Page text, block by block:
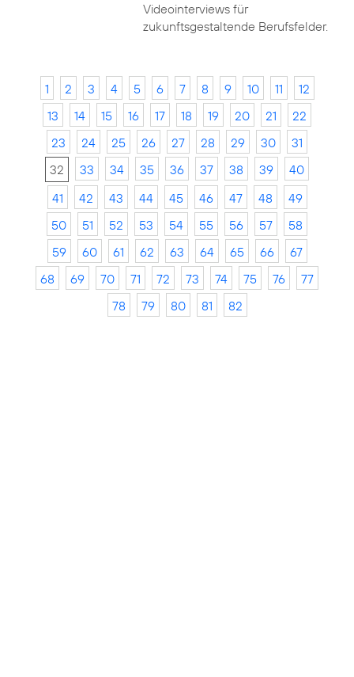
Videointerviews für
zukunftsgestaltende Berufsfelder.
1 2 3 4 5 6 7 8 9 10 11
12
13
14 15 16 17 18 19 20 21
22
23
24 25 26 27 28 29 30
31
32
33 34 35 36 37 38 39
40
41
42 43 44 45 46 47 48
49
50
51 52 53 54 55 56 57
58
59
60 61 62 63 64 65 66
67
68
69 70 71 72 73 74 75 76
77
78
79 80 81 82